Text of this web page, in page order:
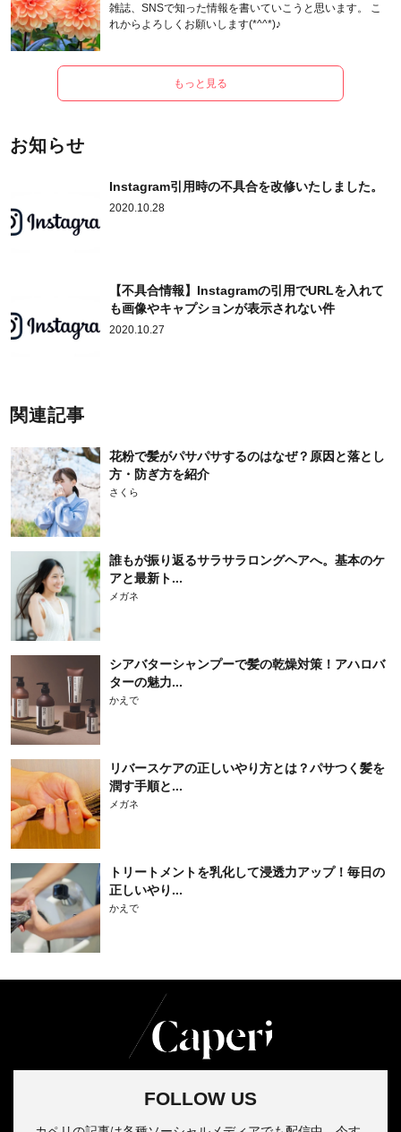
雑誌、SNSで知った情報を書いていこうと思います。 こ
れからよろしくお願いします(*^^*)♪
もっと見る
お知らせ
Instagram引用時の不具合を改修いたしました。
2020.10.28
【不具合情報】Instagramの引用でURLを入れて
も画像やキャプションが表示されない件
2020.10.27
関連記事
花粉で髪がパサパサするのはなぜ？原因と落とし
方・防ぎ方を紹介
さくら
誰もが振り返るサラサラロングヘアへ。基本のケ
アと最新ト...
メガネ
シアバターシャンプーで髪の乾燥対策！アハロバ
ターの魅力...
かえで
リバースケアの正しいやり方とは？パサつく髪を
潤す手順と...
メガネ
トリートメントを乳化して浸透力アップ！毎日の
正しいやり...
かえで
FOLLOW US